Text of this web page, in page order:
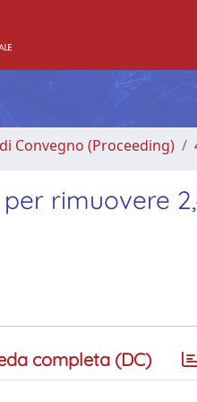
Convegno (Proceeding)
rimuovere
completa (DC)